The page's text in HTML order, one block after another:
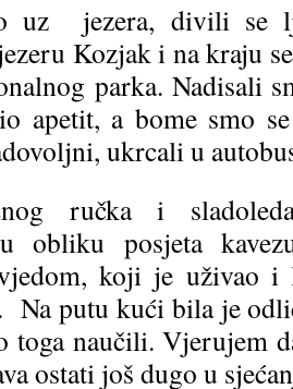
uz jezera, divili se
Kozjak i na kraju
parka. Nadisali
apetit, a bome smo
ukrcali u
ručka i
u obliku posjeta
koji je uživao i
Na putu kući bila je
toga naučili. Vjerujem
ostati još dugo u